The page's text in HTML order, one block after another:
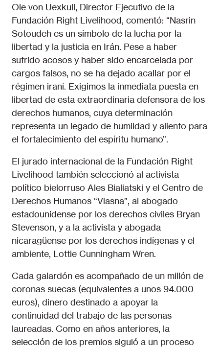
Ole von Uexkull, Director Ejecutivo de la
Fundación Right Livelihood, comentó: “Nasrin
Sotoudeh es un símbolo de la lucha por la
libertad y la justicia en Irán. Pese a haber
sufrido acosos y haber sido encarcelada por
cargos falsos, no se ha dejado acallar por el
régimen iraní. Exigimos la inmediata puesta en
libertad de esta extraordinaria defensora de los
derechos humanos, cuya determinación
representa un legado de humildad y aliento para
el fortalecimiento del espíritu humano”.
El jurado internacional de la Fundación Right
Livelihood también seleccionó al activista
político bielorruso Ales Bialiatski y el Centro de
Derechos Humanos “Viasna”, al abogado
estadounidense por los derechos civiles Bryan
Stevenson, y a la activista y abogada
nicaragüense por los derechos indígenas y el
ambiente, Lottie Cunningham Wren.
Cada galardón es acompañado de un millón de
coronas suecas (equivalentes a unos 94.000
euros), dinero destinado a apoyar la
continuidad del trabajo de las personas
laureadas. Como en años anteriores, la
selección de los premios siguió a un proceso